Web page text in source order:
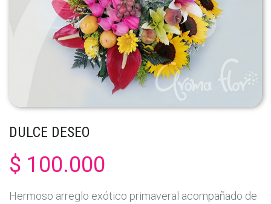
DULCE DESEO
$ 100.000
Hermoso arreglo exótico primaveral acompañado de